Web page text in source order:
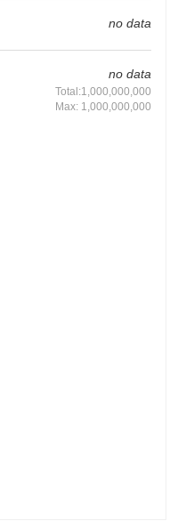
no data
no data
Total:1,000,000,000
Max: 1,000,000,000